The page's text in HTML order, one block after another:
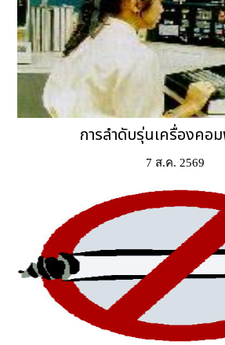
การลำดับรุ่นเครื่องคอ
7 ส.ค. 2569